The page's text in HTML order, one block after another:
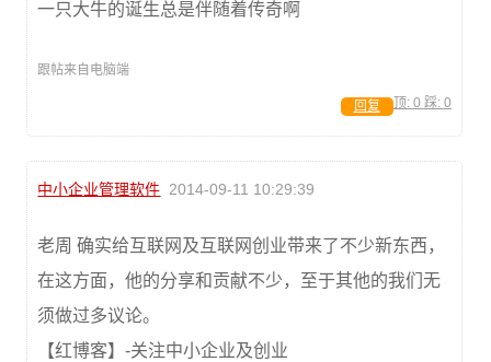
一只大牛的诞生总是伴随着传奇啊
跟帖来自电脑端
顶: 0 踩: 0
回复
中小企业管理软件 2014-09-11 10:29:39
老周 确实给互联网及互联网创业带来了不少新东西，
在这方面，他的分享和贡献不少，至于其他的我们无
须做过多议论。
【红博客】-关注中小企业及创业